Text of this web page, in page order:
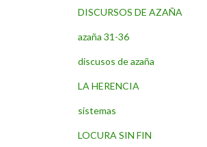
DISCURSOS DE AZAÑA
azaña 31-36
discusos de azaña
LA HERENCIA
sistemas
LOCURA SIN FIN